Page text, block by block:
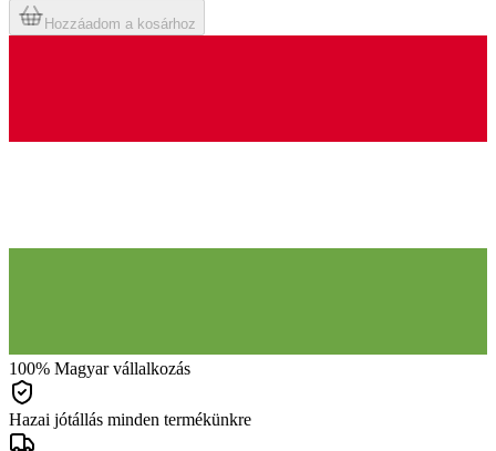
Hozzáadom a kosárhoz
100% Magyar vállalkozás
Hazai jótállás minden termékünkre